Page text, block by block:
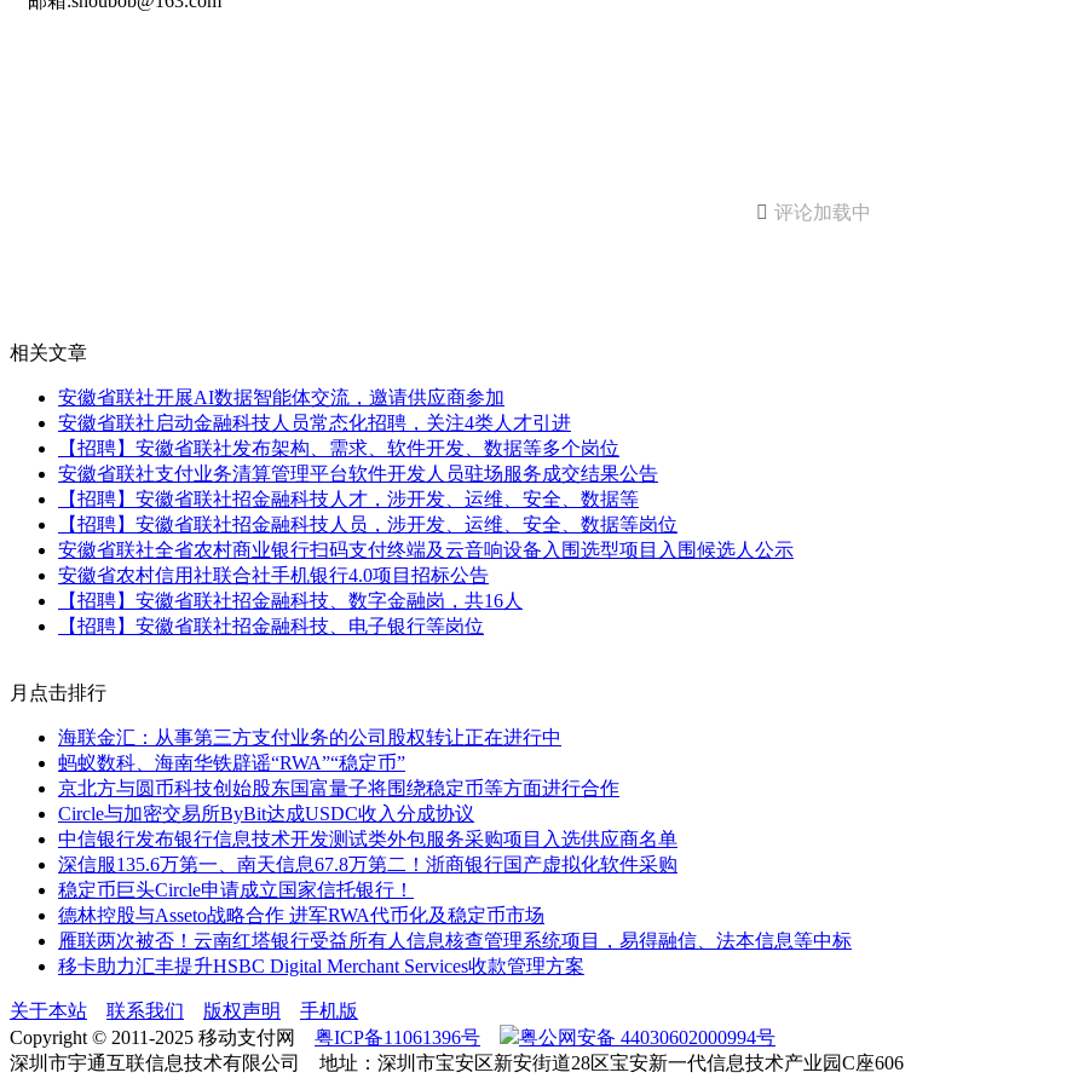
 评论加载中
相关文章
安徽省联社开展AI数据智能体交流，邀请供应商参加
安徽省联社启动金融科技人员常态化招聘，关注4类人才引进
【招聘】安徽省联社发布架构、需求、软件开发、数据等多个岗位
安徽省联社支付业务清算管理平台软件开发人员驻场服务成交结果公告
【招聘】安徽省联社招金融科技人才，涉开发、运维、安全、数据等
【招聘】安徽省联社招金融科技人员，涉开发、运维、安全、数据等岗位
安徽省联社全省农村商业银行扫码支付终端及云音响设备入围选型项目入围候选人公示
安徽省农村信用社联合社手机银行4.0项目招标公告
【招聘】安徽省联社招金融科技、数字金融岗，共16人
【招聘】安徽省联社招金融科技、电子银行等岗位
月点击排行
海联金汇：从事第三方支付业务的公司股权转让正在进行中
蚂蚁数科、海南华铁辟谣“RWA”“稳定币”
京北方与圆币科技创始股东国富量子将围绕稳定币等方面进行合作
Circle与加密交易所ByBit达成USDC收入分成协议
中信银行发布银行信息技术开发测试类外包服务采购项目入选供应商名单
深信服135.6万第一、南天信息67.8万第二！浙商银行国产虚拟化软件采购
稳定币巨头Circle申请成立国家信托银行！
德林控股与Asseto战略合作 进军RWA代币化及稳定币市场
雁联两次被否！云南红塔银行受益所有人信息核查管理系统项目，易得融信、法本信息等中标
移卡助力汇丰提升HSBC Digital Merchant Services收款管理方案
关于本站 联系我们 版权声明
手机版
Copyright © 2011-2025 移动支付网 粤ICP备11061396号
粤公网安备 44030602000994号
深圳市宇通互联信息技术有限公司 地址：深圳市宝安区新安街道28区宝安新一代信息技术产业园C座606